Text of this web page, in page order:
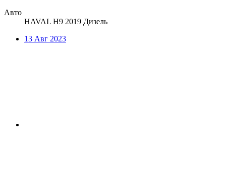
Авто
HAVAL H9 2019 Дизель
13 Авг 2023